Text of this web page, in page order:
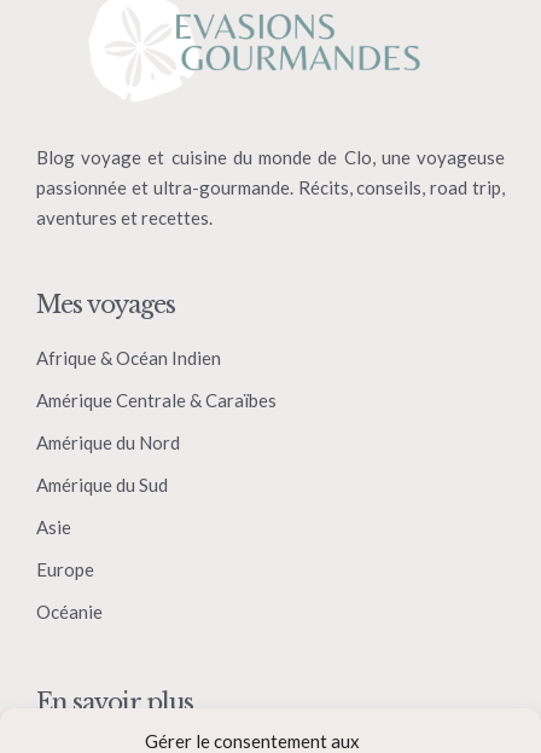
Gérer le consentement aux
Blog voyage et cuisine du monde de Clo, une voyageuse
passionnée et ultra-gourmande. Récits, conseils, road trip,
aventures et recettes.
Mes voyages
Afrique & Océan Indien
Amérique Centrale & Caraïbes
Amérique du Nord
Amérique du Sud
Asie
Europe
Océanie
En savoir plus